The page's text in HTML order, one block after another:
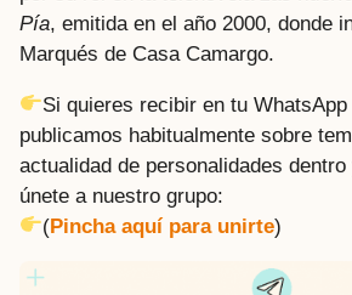
Pía, emitida en el año 2000, donde
Marqués de Casa Camargo.
Si quieres recibir en tu
publicamos habitualmente sobre
actualidad de personalidades
únete a nuestro grupo:
(Pincha aquí para unirte)